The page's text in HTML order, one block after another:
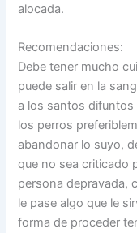
alocada.
Recomendaciones:
Debe tener mucho
puede salir en la
a los santos difuntos
los perros
abandonar lo suyo,
que no sea criticado
persona depravada,
le pase algo que le
forma de proceder